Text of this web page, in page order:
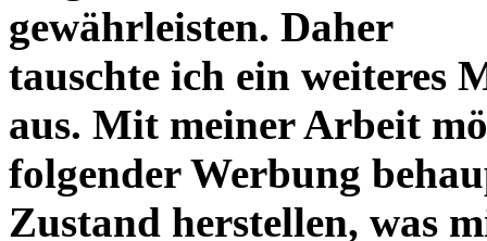
gewährleisten. Daher
tauschte ich ein weiteres
aus. Mit meiner Arbeit
folgender Werbung
Zustand herstellen, was